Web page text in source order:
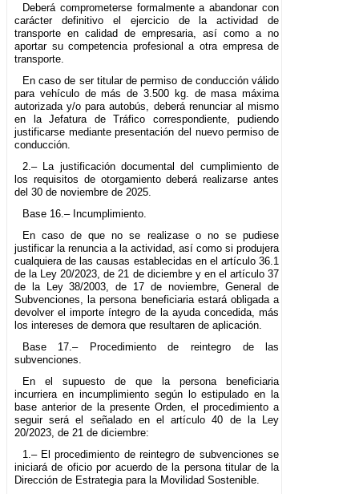
Deberá comprometerse formalmente a abandonar con
carácter definitivo el ejercicio de la actividad de
transporte en calidad de empresaria, así como a no
aportar su competencia profesional a otra empresa de
transporte.
En caso de ser titular de permiso de conducción válido
para vehículo de más de 3.500 kg. de masa máxima
autorizada y/o para autobús, deberá renunciar al mismo
en la Jefatura de Tráfico correspondiente, pudiendo
justificarse mediante presentación del nuevo permiso de
conducción.
2.– La justificación documental del cumplimiento de
los requisitos de otorgamiento deberá realizarse antes
del 30 de noviembre de 2025.
Base 16.– Incumplimiento.
En caso de que no se realizase o no se pudiese
justificar la renuncia a la actividad, así como si produjera
cualquiera de las causas establecidas en el artículo 36.1
de la Ley 20/2023, de 21 de diciembre y en el artículo 37
de la Ley 38/2003, de 17 de noviembre, General de
Subvenciones, la persona beneficiaria estará obligada a
devolver el importe íntegro de la ayuda concedida, más
los intereses de demora que resultaren de aplicación.
Base 17.– Procedimiento de reintegro de las
subvenciones.
En el supuesto de que la persona beneficiaria
incurriera en incumplimiento según lo estipulado en la
base anterior de la presente Orden, el procedimiento a
seguir será el señalado en el artículo 40 de la Ley
20/2023, de 21 de diciembre:
1.– El procedimiento de reintegro de subvenciones se
iniciará de oficio por acuerdo de la persona titular de la
Dirección de Estrategia para la Movilidad Sostenible.